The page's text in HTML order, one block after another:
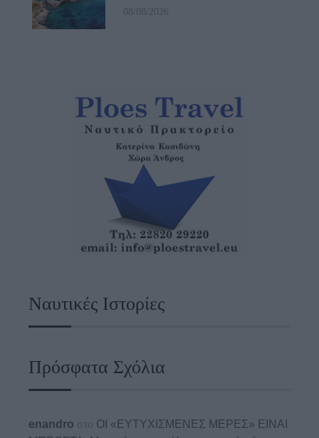
08/08/2026
Ναυτικές Ιστορίες
Πρόσφατα Σχόλια
enandro στο ΟΙ «ΕΥΤΥΧΙΣΜΕΝΕΣ ΜΕΡΕΣ» ΕΙΝΑΙ